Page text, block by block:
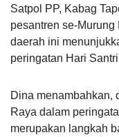
Satpol PP, Kabag
pesantren se-
daerah ini
peringatan Hari
Dina menambahkan,
Raya dalam
merupakan langkah